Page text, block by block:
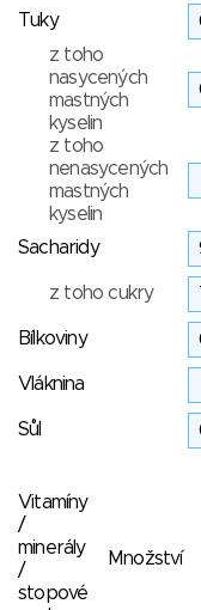
Tuky
z toho
nasycených
mastných
kyselin
z toho
nenasycených
mastných
kyselin
Sacharidy
z toho cukry
Bílkoviny
Vláknina
Sůl
Vitamíny
/
minerály
/
stopové
Množství